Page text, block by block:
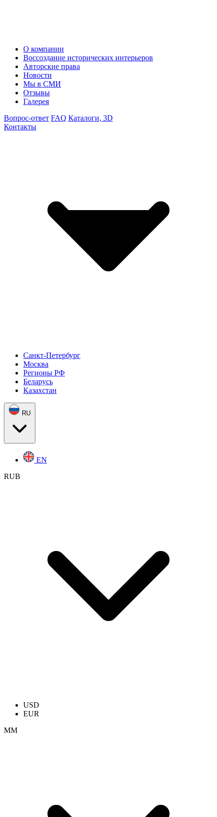
О компании
Воссоздание исторических интерьеров
Авторские права
Новости
Мы в СМИ
Отзывы
Галерея
Вопрос-ответ FAQ Каталоги, 3D
Контакты
Санкт-Петербург
Москва
Регионы РФ
Беларусь
Казахстан
RU
EN
RUB
USD
EUR
ММ